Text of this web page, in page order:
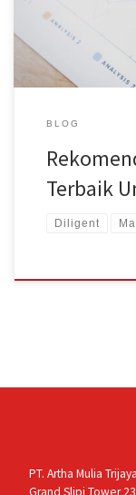
inovasi software
tim audit akan […]
BLOG
Terbaik
Diligent
PT. Artha Mulia
Grand Slipi Tower 23